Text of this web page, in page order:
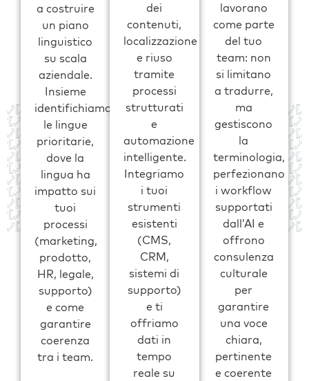
lavorano
come parte
del tuo
team: non
si limitano
a tradurre,
ma
gestiscono
la
terminologia,
perfezionano
i workflow
supportati
dall’AI e
offrono
consulenza
culturale
per
garantire
una voce
chiara,
pertinente
e coerente
a costruire
un piano
linguistico
su scala
aziendale.
Insieme
identifichiamo
le lingue
prioritarie,
dove la
lingua ha
impatto sui
tuoi
processi
(marketing,
prodotto,
HR, legale,
supporto)
e come
garantire
coerenza
tra i team.
dei
contenuti,
localizzazione
e riuso
tramite
processi
strutturati
e
automazione
intelligente.
Integriamo
i tuoi
strumenti
esistenti
(CMS,
CRM,
sistemi di
supporto)
e ti
offriamo
dati in
tempo
reale su